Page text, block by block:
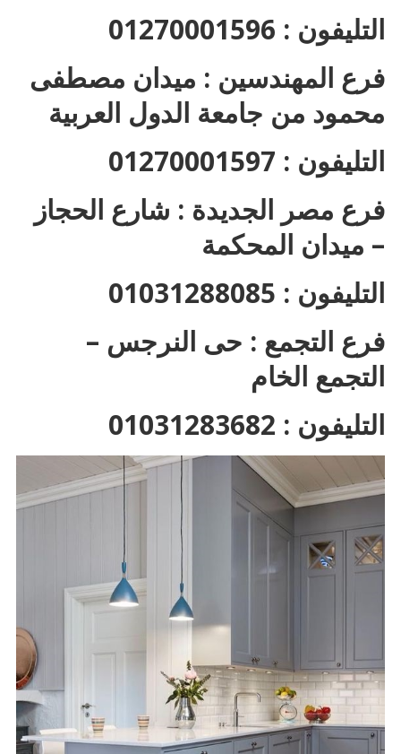
التليفون : 01270001596
فرع المهندسين : ميدان مصطفى
محمود من جامعة الدول العربية
التليفون : 01270001597
فرع مصر الجديدة : شارع الحجاز
– ميدان المحكمة
التليفون : 01031288085
فرع التجمع : حى النرجس –
التجمع الخام
التليفون : 01031283682